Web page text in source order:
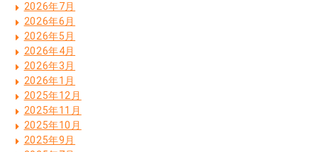
2026年7月
2026年6月
2026年5月
2026年4月
2026年3月
2026年1月
2025年12月
2025年11月
2025年10月
2025年9月